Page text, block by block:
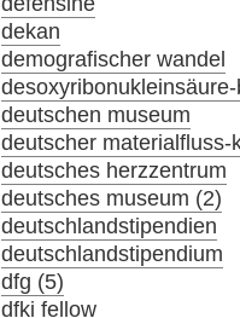
dekan
demografischer wandel
deutschen museum
deutscher materialfluss-
deutsches herzzentrum
deutsches museum (2)
deutschlandstipendien
deutschlandstipendium
dfg (5)
dfki fellow